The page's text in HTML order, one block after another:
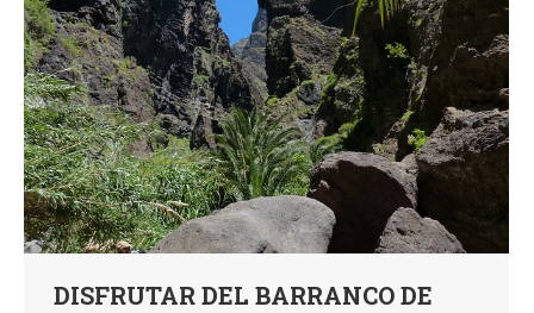
DISFRUTAR DEL BARRANCO DE